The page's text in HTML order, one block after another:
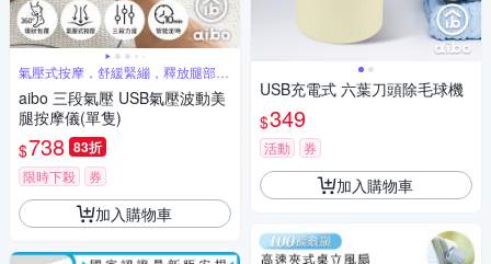
氣壓式按摩，舒緩緊繃，釋放腿部疲
勞
aibo 三段氣壓 USB氣壓波動美
腿按摩儀(單隻)
$738 83折
限時下殺 券
加入購物車
USB充電式 六葉刀頭除毛球機
$349
活動 券
加入購物車